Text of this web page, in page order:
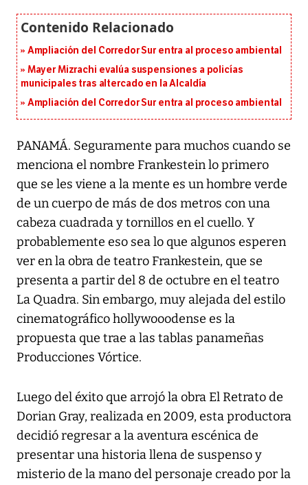
Ampliación del Corredor Sur entra al proceso ambiental
Mayer Mizrachi evalúa suspensiones a policías
municipales tras altercado en la Alcaldía
Ampliación del Corredor Sur entra al proceso ambiental
PANAMÁ. Seguramente para muchos cuando se
menciona el nombre Frankestein lo primero
que se les viene a la mente es un hombre verde
de un cuerpo de más de dos metros con una
cabeza cuadrada y tornillos en el cuello. Y
probablemente eso sea lo que algunos esperen
ver en la obra de teatro Frankestein, que se
presenta a partir del 8 de octubre en el teatro
La Quadra. Sin embargo, muy alejada del estilo
cinematográfico hollywooodense es la
propuesta que trae a las tablas panameñas
Producciones Vórtice.
Luego del éxito que arrojó la obra El Retrato de
Dorian Gray, realizada en 2009, esta productora
decidió regresar a la aventura escénica de
presentar una historia llena de suspenso y
misterio de la mano del personaje creado por la